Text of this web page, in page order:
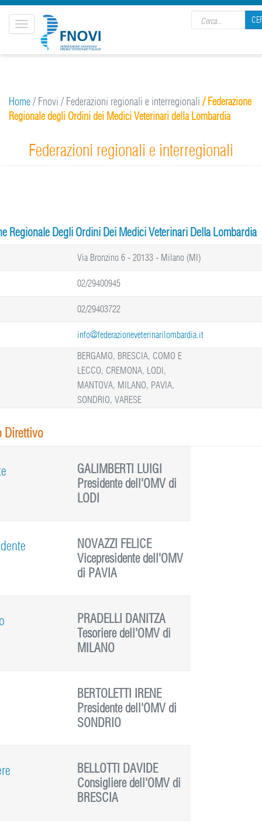
Toggle
navigation
Home/ Fnovi / Federazioni regionali e interregionali / Federazione
Regionale degli Ordini dei Medici Veterinari della Lombardia
Federazioni regionali e interregionali
Regionale Degli Ordini Dei Medici Veterinari Della Lombardia
Via Bronzino 6 - 20133 - Milano (MI)
02/29400945
02/29403722
info@federazioneveterinarilombardia.it
BERGAMO, BRESCIA, COMO E
LECCO, CREMONA, LODI,
MANTOVA, MILANO, PAVIA,
SONDRIO, VARESE
Direttivo
GALIMBERTI LUIGI
Presidente dell'OMV di
LODI
NOVAZZI FELICE
Vicepresidente dell'OMV
di PAVIA
PRADELLI DANITZA
Tesoriere dell'OMV di
MILANO
BERTOLETTI IRENE
Presidente dell'OMV di
SONDRIO
BELLOTTI DAVIDE
Consigliere dell'OMV di
BRESCIA